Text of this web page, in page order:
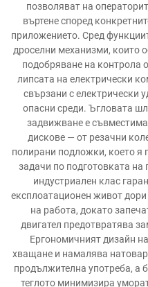
позволяват на
въртене според
приложението. Сред
дроселни механизми, които
подобряване на контрола
липсата на електрически
свързани с електрически
опасни среди. Ъгловата
задвижване е
дискове — от резачни
полирани подложки, което я
задачи по подготовката на
индустриален клас
експлоатационен живот
на работа, докато
двигател предотвратява
Ергономичният дизайн
хващане и намалява
продължителна употреба, а
теглото минимизира